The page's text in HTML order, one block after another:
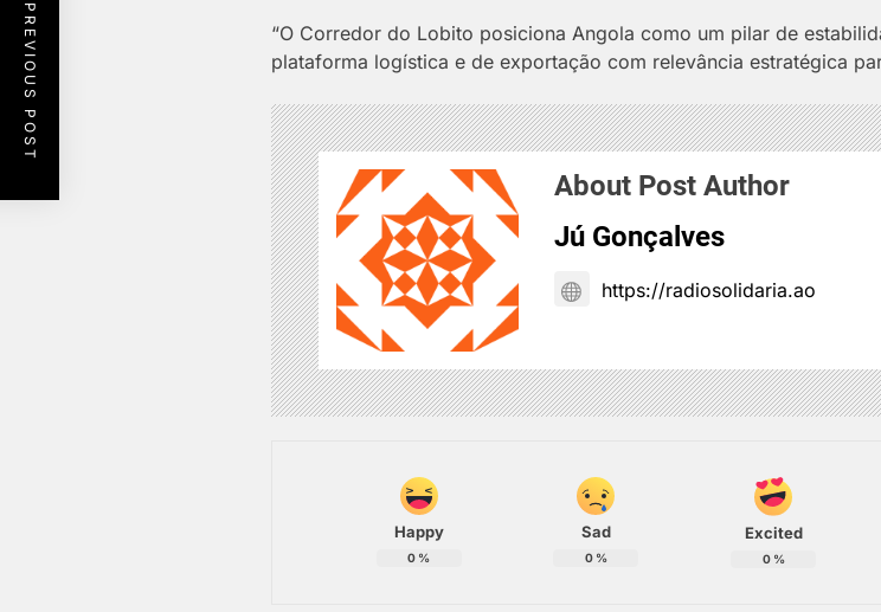
“O Corredor do Lobito posiciona Angola como um pilar de
plataforma logística e de exportação com relevância estratégica
About Post Author
Jú Gonçalves
https://radiosolidaria.ao
Happy
0 %
Sad
0%
Excited
0%
PREVIOUS POST